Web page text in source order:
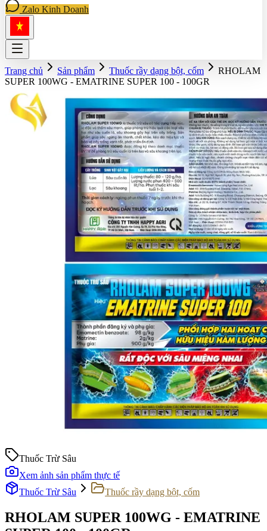
Zalo Kinh Doanh
Trang chủ Sản phẩm Thuốc rầy dạng bột, cốm
RHOLAM
SUPER 100WG - EMATRINE SUPER 100 - 100GR
Thuốc Trừ Sâu
Xem ảnh sản phẩm thực tế
Thuốc Trừ Sâu
Thuốc rầy dạng bột, cốm
RHOLAM SUPER 100WG - EMATRINE